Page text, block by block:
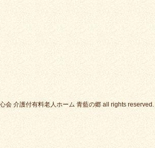
会 介護付有料老人ホーム 青藍の郷 all rights reserved.